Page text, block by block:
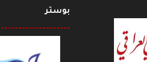
بوستر
--------------------